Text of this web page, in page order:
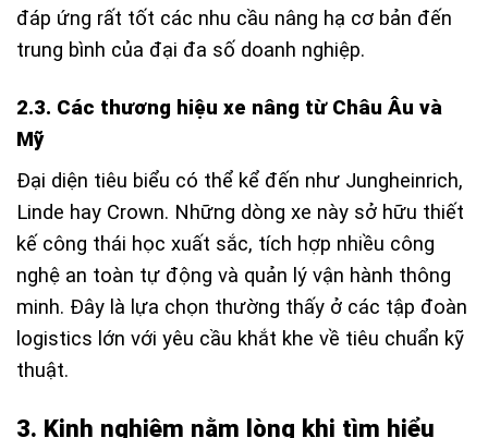
đáp ứng rất tốt các nhu cầu nâng hạ cơ bản đến
trung bình của đại đa số doanh nghiệp.
2.3. Các thương hiệu xe nâng từ Châu Âu và
Mỹ
Đại diện tiêu biểu có thể kể đến như Jungheinrich,
Linde hay Crown. Những dòng xe này sở hữu thiết
kế công thái học xuất sắc, tích hợp nhiều công
nghệ an toàn tự động và quản lý vận hành thông
minh. Đây là lựa chọn thường thấy ở các tập đoàn
logistics lớn với yêu cầu khắt khe về tiêu chuẩn kỹ
thuật.
3. Kinh nghiệm nằm lòng khi tìm hiểu